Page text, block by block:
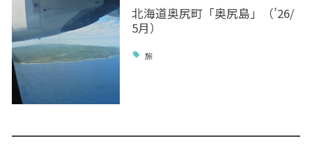
北海道奥尻町「奥尻島」（’26/
5月）
旅